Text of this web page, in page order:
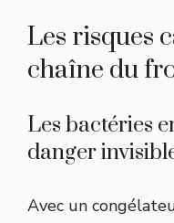
Les risques
chaîne du
Les bactéries
danger
Avec un